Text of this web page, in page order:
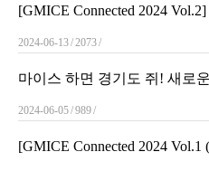
[GMICE Connected 2024
2024-06-13 2073
마이스 하면 경기도 쥐! 새로
2024-06-05 989
[GMICE Connected 2024